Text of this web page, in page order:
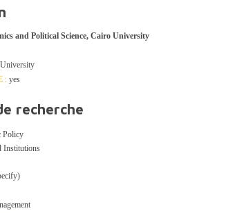
and Political Science, Cairo University
University
: yes
recherche
Policy
Institutions